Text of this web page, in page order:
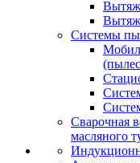
Системы
Сварочная
масляного